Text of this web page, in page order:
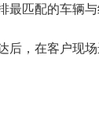
最匹配的车辆
后，在客户现